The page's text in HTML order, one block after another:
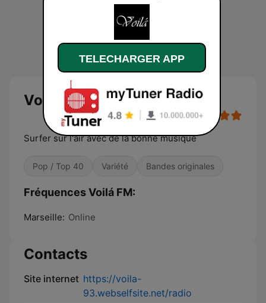
Voilá FM
Surfer sur l'air avec de la bonne musique
Pop / Top 40 Variété Bandes originales
Fréquences Voilá FM:
Marseille: Online
Contacts
Site internet https://voila-
93.webselfsite.net/radio
TELECHARGER APP